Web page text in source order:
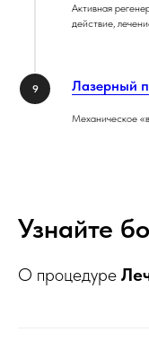
Активная
действие,
Лазерный
Механическое
Узнайте
О процедуре